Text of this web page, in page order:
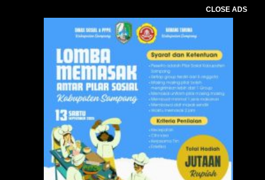
CLOSE ADS